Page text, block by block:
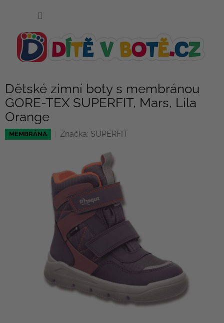
Dětské zimní boty s membránou
GORE-TEX SUPERFIT, Mars, Lila
Orange
MEMBRÁNA Značka: SUPERFIT